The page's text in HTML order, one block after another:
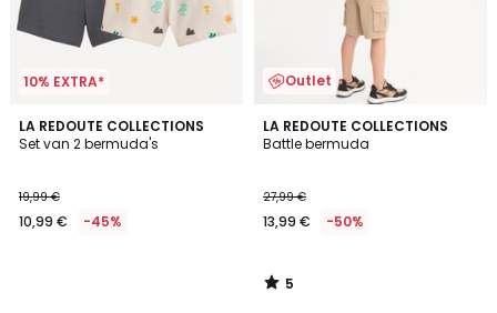
10% EXTRA*
LA REDOUTE COLLECTIONS
Set van 2 bermuda's
19,99 €
10,99 € -45%
Outlet
LA REDOUTE COLLECTIONS
Battle bermuda
27,99 €
13,99 € -50%
5
/
5
/